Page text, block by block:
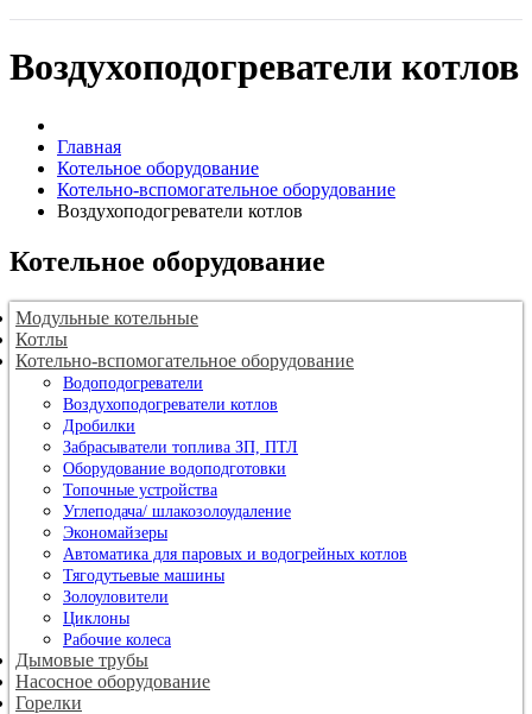
Воздухоподогреватели котлов
Главная
Котельное оборудование
Котельно-вспомогательное оборудование
Воздухоподогреватели котлов
Котельное оборудование
Модульные котельные
Котлы
Котельно-вспомогательное оборудование
Водоподогреватели
Воздухоподогреватели котлов
Дробилки
Забрасыватели топлива ЗП, ПТЛ
Оборудование водоподготовки
Топочные устройства
Углеподача/ шлакозолоудаление
Экономайзеры
Автоматика для паровых и водогрейных котлов
Тягодутьевые машины
Золоуловители
Циклоны
Рабочие колеса
Дымовые трубы
Насосное оборудование
Горелки